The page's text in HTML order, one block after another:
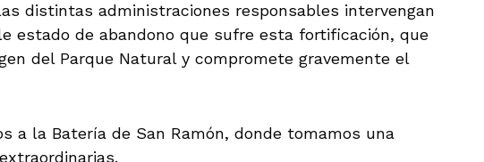
distintas administraciones responsables intervengan
estado de abandono que sufre esta fortificación, que
del Parque Natural y compromete gravemente el
a la Batería de San Ramón, donde tomamos una